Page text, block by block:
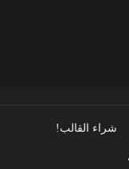
شراء القالب!